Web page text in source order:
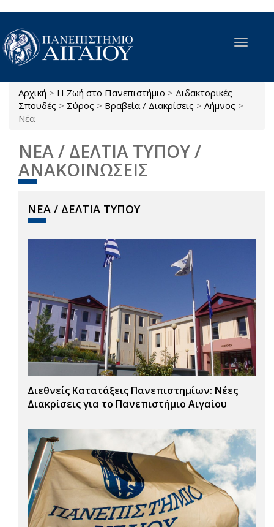
Παράκαμψη προς το κυρίως περιεχόμενο
Toggle
Είστε εδώ
Αρχική > Η Ζωή στο Πανεπιστήμιο > Διδακτορικές
Σπουδές > Σύρος > Βραβεία / Διακρίσεις > Λήμνος >
Νέα
ΝΕΑ / ΔΕΛΤΙΑ ΤΥΠΟΥ /
ΑΝΑΚΟΙΝΩΣΕΙΣ
ΝΕΑ / ΔΕΛΤΙΑ ΤΥΠΟΥ
Διεθνείς Κατατάξεις Πανεπιστημίων: Νέες
Διακρίσεις για το Πανεπιστήμιο Αιγαίου